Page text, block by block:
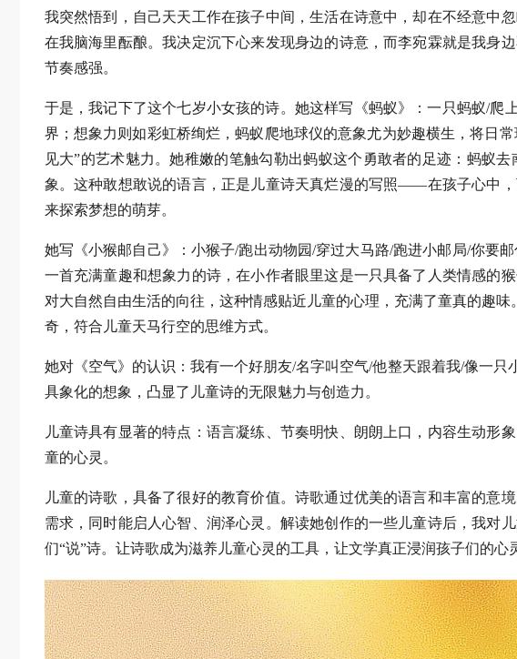
我突然悟到，自己天天工作在孩子中间，生活在诗意中，却在不经意中
在我脑海里酝酿。我决定沉下心来发现身边的诗意，而李宛霖就是我身
节奏感强。
于是，我记下了这个七岁小女孩的诗。她这样写《蚂蚁》：一只蚂蚁/
界；想象力则如彩虹桥绚烂，蚂蚁爬地球仪的意象尤为妙趣横生，将日
见大”的艺术魅力。她稚嫩的笔触勾勒出蚂蚁这个勇敢者的足迹：蚂蚁
象。这种敢想敢说的语言，正是儿童诗天真烂漫的写照——在孩子心中
来探索梦想的萌芽。
她写《小猴邮自己》：小猴子/跑出动物园/穿过大马路/跑进小邮局/你要
一首充满童趣和想象力的诗，在小作者眼里这是一只具备了人类情感的
对大自然自由生活的向往，这种情感贴近儿童的心理，充满了童真的趣
奇，符合儿童天马行空的思维方式。
她对《空气》的认识：我有一个好朋友/名字叫空气/他整天跟着我/像一
具象化的想象，凸显了儿童诗的无限魅力与创造力。
儿童诗具有显著的特点：语言凝练、节奏明快、朗朗上口，内容生动形
童的心灵。
儿童的诗歌，具备了很好的教育价值。诗歌通过优美的语言和丰富的意
需求，同时能启人心智、润泽心灵。解读她创作的一些儿童诗后，我对
们“说”诗。让诗歌成为滋养儿童心灵的工具，让文学真正浸润孩子们的心